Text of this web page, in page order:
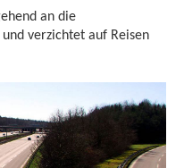
an die
verzichtet auf Reisen